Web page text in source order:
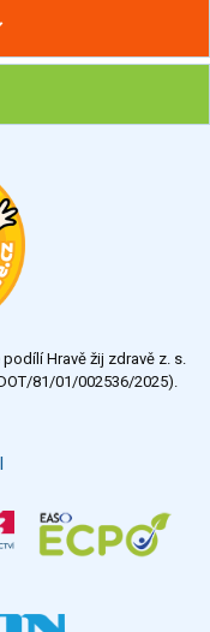
kurzech STOBu
STOBu ve
Všechny ankety
Hravě žij zdravě z. s.
81/01/002536/2025).